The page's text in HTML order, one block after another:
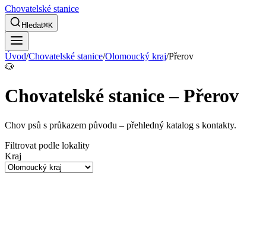
Chovatelské stanice
Hledat⌘K
Úvod/Chovatelské stanice/Olomoucký kraj/Přerov
🐶
Chovatelské stanice – Přerov
Chov psů s průkazem původu – přehledný katalog s kontakty.
Filtrovat podle lokality
Kraj